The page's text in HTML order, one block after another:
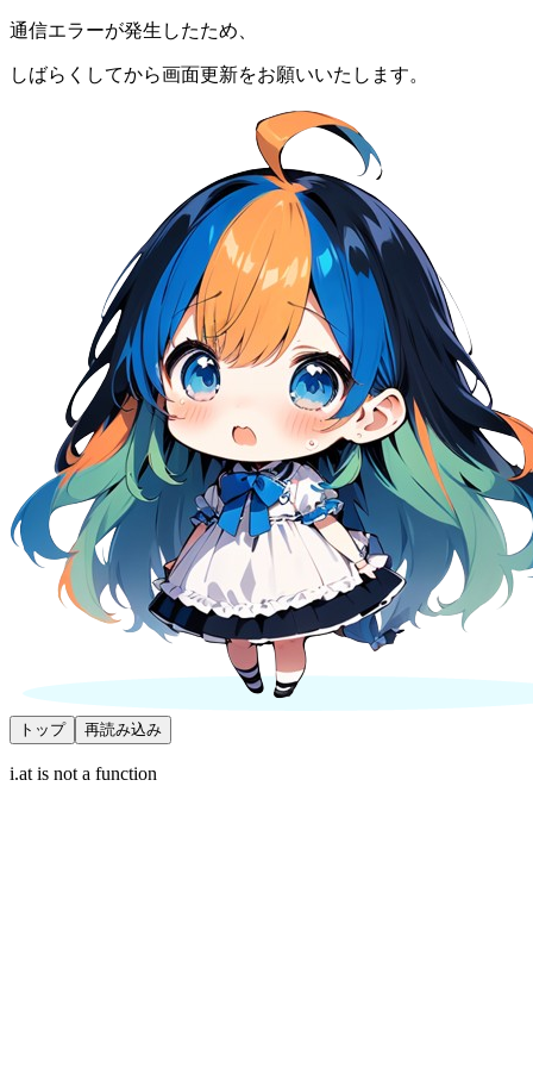
通信エラーが発生したため、
しばらくしてから画面更新をお願いいたします。
トップ 再読み込み
i.at is not a function